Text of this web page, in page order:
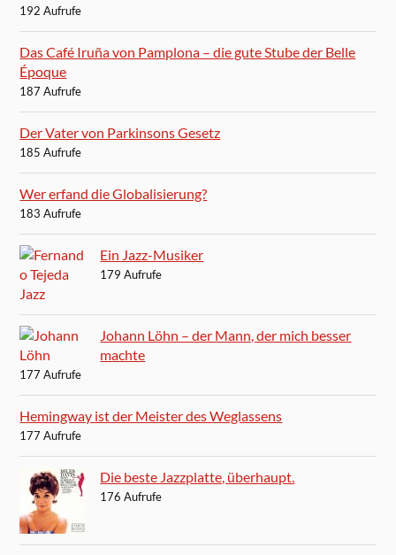
192 Aufrufe
Das Café Iruña von Pamplona – die gute Stube der Belle
Époque
187 Aufrufe
Der Vater von Parkinsons Gesetz
185 Aufrufe
Wer erfand die Globalisierung?
183 Aufrufe
Ein Jazz-Musiker
179 Aufrufe
Johann Löhn – der Mann, der mich besser
machte
177 Aufrufe
Hemingway ist der Meister des Weglassens
177 Aufrufe
Die beste Jazzplatte, überhaupt.
176 Aufrufe